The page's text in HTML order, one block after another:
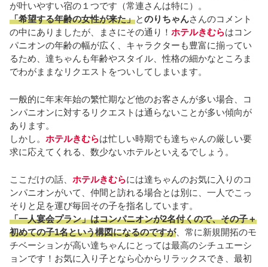
が叶いやすい宿の１つです（常連さんは特に）。
「希望する年齢の女性が来た」とのりちゃんさんのコメント
の中にありましたが、まさにその通り！ ホテルきむらはコン
パニオンの年齢の幅が広く、キャラクターも豊富に揃ってい
るため、達ちゃんも年齢やスタイル、性格の細かなところま
でわがままなリクエストをついしてしまいます。
一般的に年末年始の繁忙期など他のお客さんが多い場合、コ
ンパニオンに対するリクエストは通らないことが多い傾向が
あります。
しかし。 ホテルきむらは忙しい時期でも達ちゃんの厳しい要
求に応えてくれる、数少ないホテルといえるでしょう。
ここだけの話、 ホテルきむらには達ちゃんのお気に入りのコ
ンパニオンがいて、仲間と訪れる場合とは別に、一人でこっ
そりと足を運び毎回その子を指名しています。
「一人宴会プラン」はコンパニオンが2名付くので、その子＋
初めての子1名という構図になるのですが、常に新規開拓のモ
チベーションが高い達ちゃんにとっては最高のシチュエーシ
ョンです！お気に入り子となら心からリラックスでき、最初